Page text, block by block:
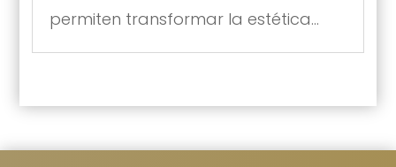
permiten transformar la estética...